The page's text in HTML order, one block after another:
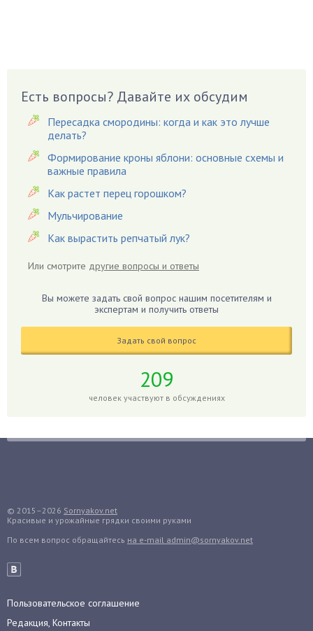
Вешенки
Виноград
Вредители
Гардения
Гацания
Гвоздики
Георгины
Гиацинт
Гладиолусы
Гранат
Грядки
Гуава
Декабрист
Дельфиниум
Есть вопросы? Давайте их обсудим
Пересадка смородины: когда и как это лучше
делать?
Формирование кроны яблони: основные схемы и
важные правила
Как растет перец горошком?
Мульчирование
Как вырастить репчатый лук?
Или смотрите другие вопросы и ответы
Вы можете задать свой вопрос нашим посетителям и
экспертам и получить ответы
Задать свой вопрос
209
человек участвуют в обсуждениях
© 2015–2026 Sornyakov.net
Красивые и урожайные грядки своими руками
По всем вопрос обращайтесь на e-mail admin@sornyakov.net
Пользовательское соглашение
Редакция, Контакты